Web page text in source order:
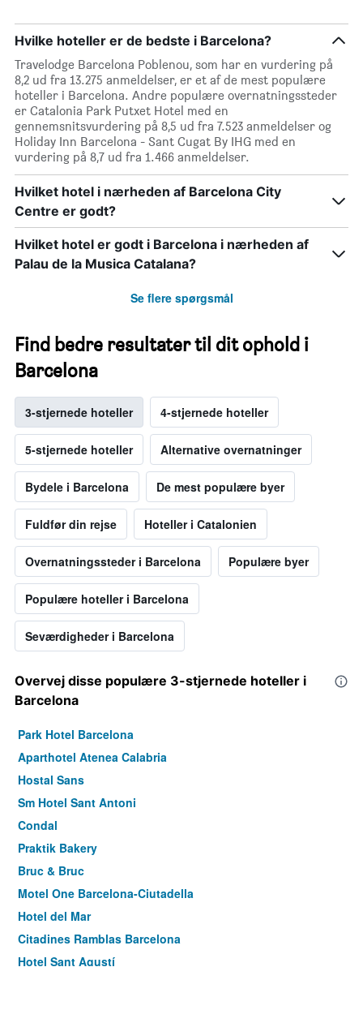
Hvilke hoteller er de bedste i Barcelona?
Travelodge Barcelona Poblenou, som har en vurdering på
8,2 ud fra 13.275 anmeldelser, er et af de mest populære
hoteller i Barcelona. Andre populære overnatningssteder
er Catalonia Park Putxet Hotel med en
gennemsnitsvurdering på 8,5 ud fra 7.523 anmeldelser og
Holiday Inn Barcelona - Sant Cugat By IHG med en
vurdering på 8,7 ud fra 1.466 anmeldelser.
Hvilket hotel i nærheden af Barcelona City
Centre er godt?
Hvilket hotel er godt i Barcelona i nærheden af
Palau de la Musica Catalana?
Se flere spørgsmål
Find bedre resultater til dit ophold i
Barcelona
3-stjernede hoteller 4-stjernede hoteller
5-stjernede hoteller Alternative overnatninger
Bydele i Barcelona De mest populære byer
Fuldfør din rejse Hoteller i Catalonien
Overnatningssteder i Barcelona Populære byer
Populære hoteller i Barcelona
Seværdigheder i Barcelona
Overvej disse populære 3-stjernede hoteller i
Barcelona
Park Hotel Barcelona
Aparthotel Atenea Calabria
Hostal Sans
Sm Hotel Sant Antoni
Condal
Praktik Bakery
Bruc & Bruc
Motel One Barcelona-Ciutadella
Hotel del Mar
Citadines Ramblas Barcelona
Hotel Sant Agustí